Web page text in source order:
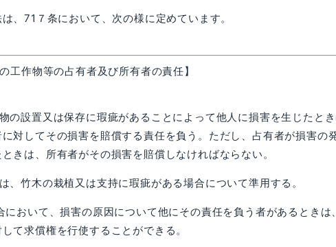
、71７条において、次の様に定めています。
工作物等の占有者及び所有者の責任】
設置又は保存に瑕疵があることによって他人に損害を生じたと
対してその損害を賠償する責任を負う。ただし、占有者が損害の
きは、所有者がその損害を賠償しなければならない。
竹木の栽植又は支持に瑕疵がある場合について準用する。
おいて、損害の原因について他にその責任を負う者があるときは
て求償権を行使することができる。